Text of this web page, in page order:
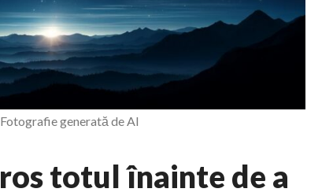
generată de AI
totul înainte de a